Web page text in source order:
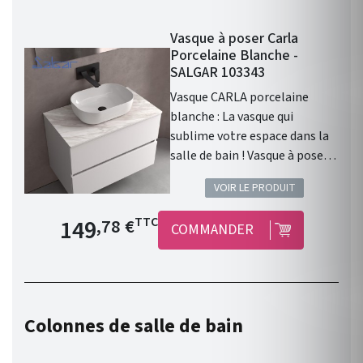
Vasque à poser Carla
Porcelaine Blanche -
SALGAR 103343
Vasque CARLA porcelaine
blanche : La vasque qui
sublime votre espace dans la
salle de bain ! Vasque à poser
CARLA sans siphon ni bonde
de vidage clic-clac
PORCELAINE BLANCHE Ø 360
x 105 mm . Vasque à poser .
Matière : Porcelaine. Finition :
Gamme : CARLA . Fabriqué en
VOIR LE PRODUIT
Prix de base
149,78 €TTC COMMANDER
Colonnes de salle de bain